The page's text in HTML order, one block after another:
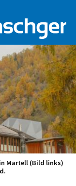
Martell (Bild links)